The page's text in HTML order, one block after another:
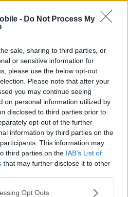
- Do Not Process My
sale, sharing to third parties, or
or sensitive information for
please use the below opt-out
Please note that after your
you may continue seeing
on personal information utilized by
disclosed to third parties prior to
opt-out of the further
information by third parties on the
This information may
third parties on the IAB’s List of
that may further disclose it to other
app uses one or more Google
Opt Outs